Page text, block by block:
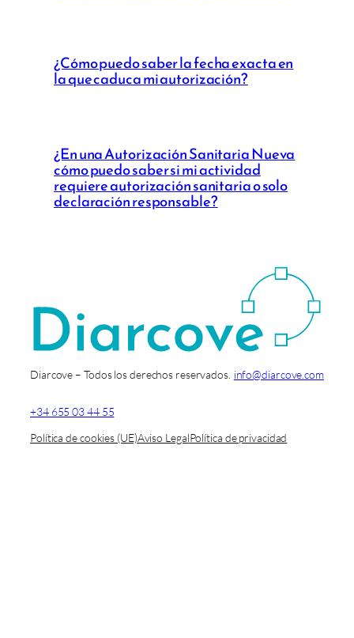
¿Cómo puedo saber la fecha exacta en
la que caduca mi autorización?
¿En una Autorización Sanitaria Nueva
cómo puedo saber si mi actividad
requiere autorización sanitaria o solo
declaración responsable?
Diarcove – Todos los derechos reservados. info@diarcove.com
+34 655 03 44 55
Política de cookies (UE)Aviso LegalPolítica de privacidad